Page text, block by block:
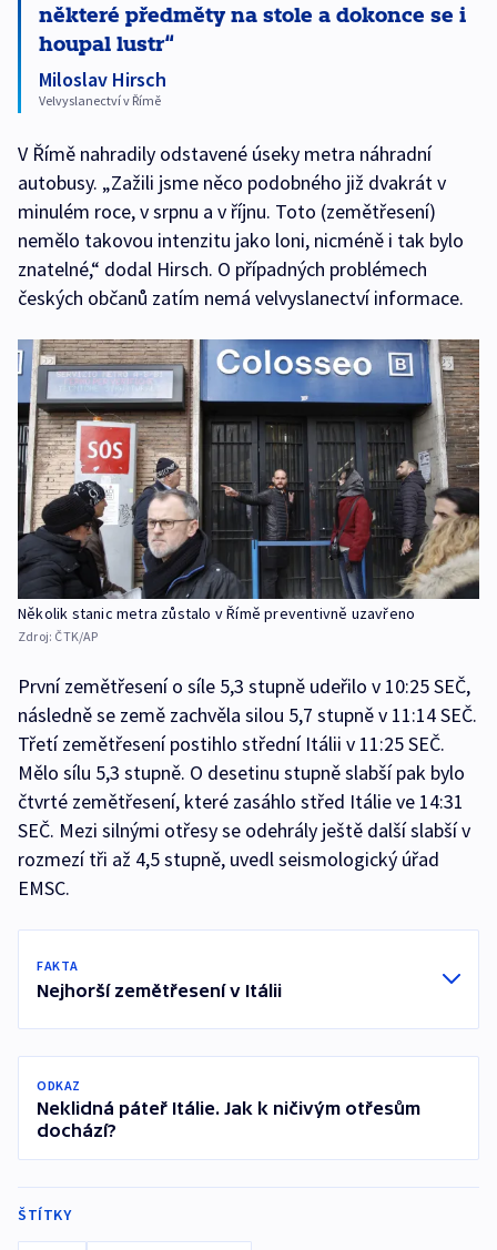
některé předměty na stole a dokonce se i
houpal lustr
Miloslav Hirsch
Velvyslanectví v Římě
V Římě nahradily odstavené úseky metra náhradní
autobusy. „Zažili jsme něco podobného již dvakrát v
minulém roce, v srpnu a v říjnu. Toto (zemětřesení)
nemělo takovou intenzitu jako loni, nicméně i tak bylo
znatelné,“ dodal Hirsch. O případných problémech
českých občanů zatím nemá velvyslanectví informace.
Několik stanic metra zůstalo v Římě preventivně uzavřeno
Zdroj: ČTK/AP
První zemětřesení o síle 5,3 stupně udeřilo v 10:25 SEČ,
následně se země zachvěla silou 5,7 stupně v 11:14 SEČ.
Třetí zemětřesení postihlo střední Itálii v 11:25 SEČ.
Mělo sílu 5,3 stupně. O desetinu stupně slabší pak bylo
čtvrté zemětřesení, které zasáhlo střed Itálie ve 14:31
SEČ. Mezi silnými otřesy se odehrály ještě další slabší v
rozmezí tři až 4,5 stupně, uvedl seismologický úřad
EMSC.
FAKTA
Nejhorší zemětřesení v Itálii
ODKAZ
Neklidná páteř Itálie. Jak k ničivým otřesům
dochází?
ŠTÍTKY